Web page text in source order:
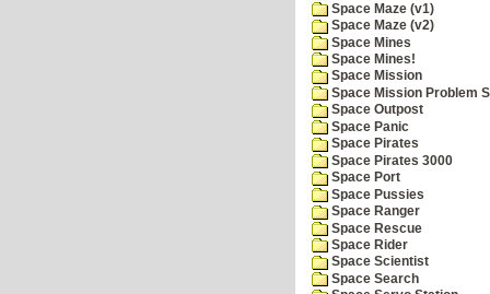
Space Maze (v1)
Space Maze (v2)
Space Mines
Space Mines!
Space Mission
Space Mission Problem
Space Outpost
Space Panic
Space Pirates
Space Pirates 3000
Space Port
Space Pussies
Space Ranger
Space Rescue
Space Rider
Space Scientist
Space Search